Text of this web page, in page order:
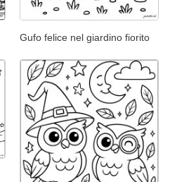
Gufo felice nel giardino fiorito